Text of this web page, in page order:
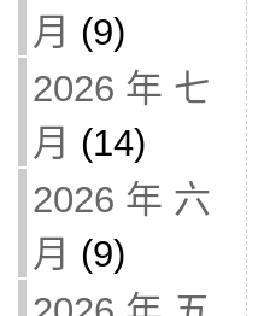
月 (9)
2026 年 七
月 (14)
2026 年 六
月 (9)